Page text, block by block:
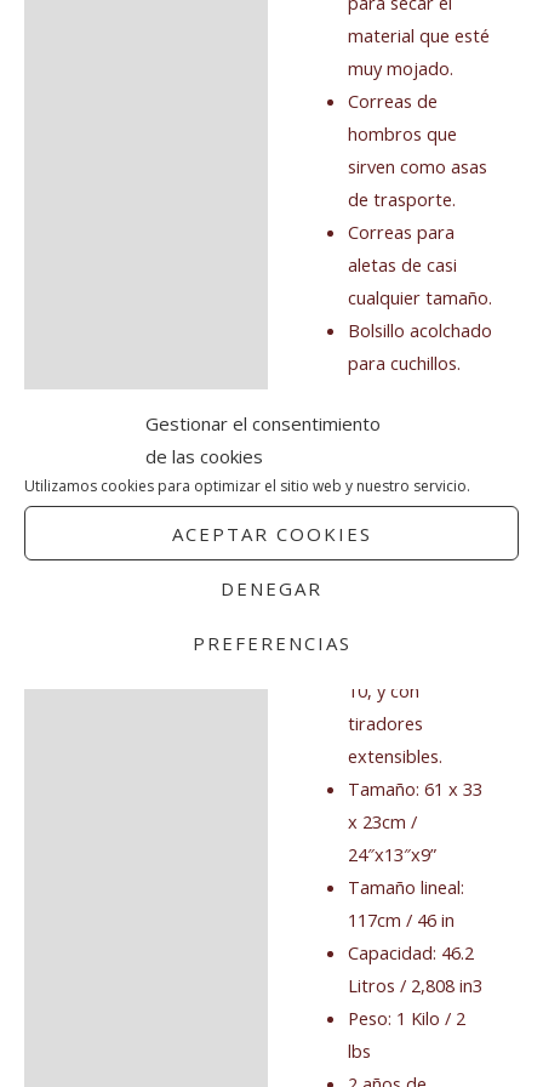
Gestionar el consentimiento
de las cookies
Utilizamos cookies para optimizar el sitio web y nuestro servicio.
ACEPTAR COOKIES
DENEGAR
PREFERENCIAS
material que esté
muy mojado.
Correas de
hombros que
sirven como asas
de trasporte.
Correas para
aletas de casi
cualquier tamaño.
Bolsillo acolchado
para cuchillos.
resistente 1680D
recubrimiento de
poliuretano.
Cremalleras con
corrosión del nº
10, y con
tiradores
extensibles.
Tamaño: 61 x 33
x 23cm /
24″x13″x9”
Tamaño lineal:
117cm / 46 in
Capacidad: 46.2
Litros / 2,808 in3
Peso: 1 Kilo / 2
lbs